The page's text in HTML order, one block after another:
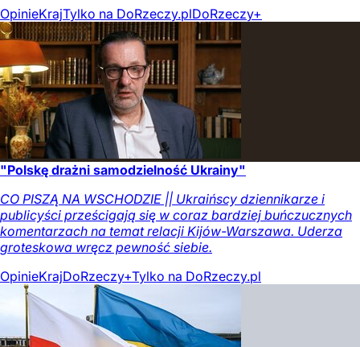
OpinieKrajTylko na DoRzeczy.plDoRzeczy+
"Polskę drażni samodzielność Ukrainy"
CO PISZĄ NA WSCHODZIE || Ukraińscy dziennikarze i
publicyści prześcigają się w coraz bardziej buńczucznych
komentarzach na temat relacji Kijów-Warszawa. Uderza
groteskowa wręcz pewność siebie.
OpinieKrajDoRzeczy+Tylko na DoRzeczy.pl